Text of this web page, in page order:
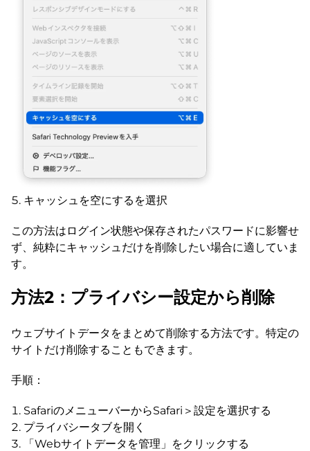
キャッシュを空にするを選択
この方法はログイン状態や保存されたパスワードに影響せ
ず、純粋にキャッシュだけを削除したい場合に適していま
す。
方法2：プライバシー設定から削除
ウェブサイトデータをまとめて削除する方法です。特定の
サイトだけ削除することもできます。
手順：
SafariのメニューバーからSafari＞設定を選択する
プライバシータブを開く
「Webサイトデータを管理」をクリックする